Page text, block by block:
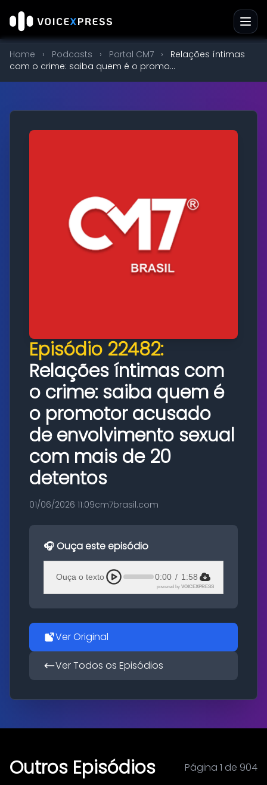
Home › Podcasts › Portal CM7 ›
Relações íntimas
com o crime: saiba quem é o promo...
Episódio 22482:
Relações íntimas com
o crime: saiba quem é
o promotor acusado
de envolvimento sexual
com mais de 20
detentos
01/06/2026 11:09cm7brasil.com
🎧 Ouça este episódio
Ouça o texto 0:00 / 1:58
powered by VOICEXPRESS
Ver Original
Ver Todos os Episódios
Outros Episódios Página 1 de 904